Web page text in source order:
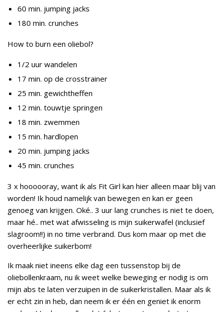
60 min. jumping jacks
180 min. crunches
How to burn een oliebol?
1/2 uur wandelen
17 min. op de crosstrainer
25 min. gewichtheffen
12 min. touwtje springen
18 min. zwemmen
15 min. hardlopen
20 min. jumping jacks
45 min. crunches
3 x hoooooray, want ik als Fit Girl kan hier alleen maar blij van
worden! Ik houd namelijk van bewegen en kan er geen
genoeg van krijgen. Oké.. 3 uur lang crunches is niet te doen,
maar hé.. met wat afwisseling is mijn suikerwafel (inclusief
slagroom!!) in no time verbrand. Dus kom maar op met die
overheerlijke suikerbom!
Ik maak niet ineens elke dag een tussenstop bij de
oliebollenkraam, nu ik weet welke beweging er nodig is om
mijn abs te laten verzuipen in de suikerkristallen. Maar als ik
er echt zin in heb, dan neem ik er één en geniet ik enorm